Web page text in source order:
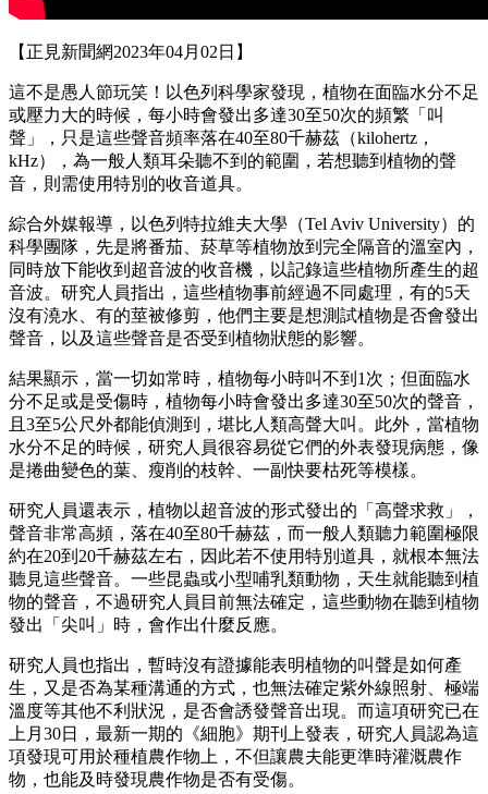
【正見新聞網2023年04月02日】
這不是愚人節玩笑！以色列科學家發現，植物在面臨水分不足
或壓力大的時候，每小時會發出多達30至50次的頻繁「叫
聲」，只是這些聲音頻率落在40至80千赫茲（kilohertz，
kHz），為一般人類耳朵聽不到的範圍，若想聽到植物的聲
音，則需使用特別的收音道具。
綜合外媒報導，以色列特拉維夫大學（Tel Aviv University）的
科學團隊，先是將番茄、菸草等植物放到完全隔音的溫室內，
同時放下能收到超音波的收音機，以記錄這些植物所產生的超
音波。研究人員指出，這些植物事前經過不同處理，有的5天
沒有澆水、有的莖被修剪，他們主要是想測試植物是否會發出
聲音，以及這些聲音是否受到植物狀態的影響。
結果顯示，當一切如常時，植物每小時叫不到1次；但面臨水
分不足或是受傷時，植物每小時會發出多達30至50次的聲音，
且3至5公尺外都能偵測到，堪比人類高聲大叫。此外，當植物
水分不足的時候，研究人員很容易從它們的外表發現病態，像
是捲曲變色的葉、瘦削的枝幹、一副快要枯死等模樣。
研究人員還表示，植物以超音波的形式發出的「高聲求救」，
聲音非常高頻，落在40至80千赫茲，而一般人類聽力範圍極限
約在20到20千赫茲左右，因此若不使用特別道具，就根本無法
聽見這些聲音。一些昆蟲或小型哺乳類動物，天生就能聽到植
物的聲音，不過研究人員目前無法確定，這些動物在聽到植物
發出「尖叫」時，會作出什麼反應。
研究人員也指出，暫時沒有證據能表明植物的叫聲是如何產
生，又是否為某種溝通的方式，也無法確定紫外線照射、極端
溫度等其他不利狀況，是否會誘發聲音出現。而這項研究已在
上月30日，最新一期的《細胞》期刊上發表，研究人員認為這
項發現可用於種植農作物上，不但讓農夫能更準時灌溉農作
物，也能及時發現農作物是否有受傷。